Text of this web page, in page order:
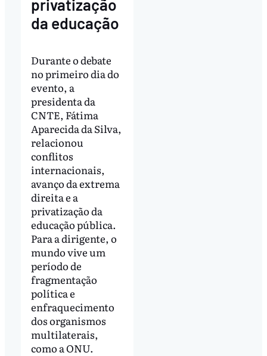
privatização
da educação
Durante o debate
no primeiro dia do
evento, a
presidenta da
CNTE, Fátima
Aparecida da Silva,
relacionou
conflitos
internacionais,
avanço da extrema
direita e a
privatização da
educação pública.
Para a dirigente, o
mundo vive um
período de
fragmentação
política e
enfraquecimento
dos organismos
multilaterais,
como a ONU.